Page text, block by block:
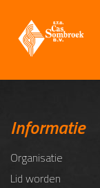
Informatie
Organisatie
Lid worden